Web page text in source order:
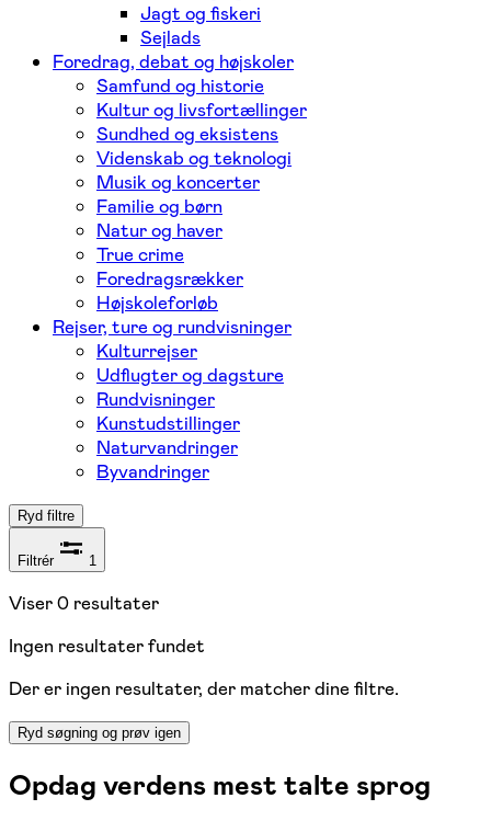
Jagt og fiskeri
Sejlads
Foredrag, debat og højskoler
Samfund og historie
Kultur og livsfortællinger
Sundhed og eksistens
Videnskab og teknologi
Musik og koncerter
Familie og børn
Natur og haver
True crime
Foredragsrækker
Højskoleforløb
Rejser, ture og rundvisninger
Kulturrejser
Udflugter og dagsture
Rundvisninger
Kunstudstillinger
Naturvandringer
Byvandringer
Ryd filtre
Filtrér 1
Viser0 resultater
Ingen resultater fundet
Der er ingen resultater, der matcher dine filtre.
Ryd søgning og prøv igen
Opdag verdens mest talte sprog